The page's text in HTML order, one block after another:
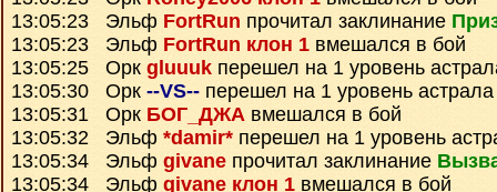
13:05:23 Эльф FortRun прочитал заклинание
13:05:23 Эльф FortRun клон 1 вмешался в бой
13:05:25 Орк gluuuk перешел на 1 уровень
13:05:30 Орк --VS-- перешел на 1 уровень астрала
13:05:31 Орк БОГ_ДЖА вмешался в бой
13:05:32 Эльф *damir* перешел на 1 уровень
13:05:34 Эльф givane прочитал заклинание
13:05:34 Эльф givane клон 1 вмешался в бой